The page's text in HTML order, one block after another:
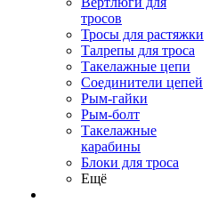
тросов
Тросы для растяжки
Талрепы для троса
Такелажные цепи
Соединители цепей
Рым-гайки
Рым-болт
Такелажные
карабины
Блоки для троса
Ещё